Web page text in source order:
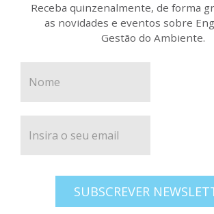
Receba quinzenalmente, de forma
as novidades e eventos sobre
Gestão do Ambiente.
SUBSCREVER